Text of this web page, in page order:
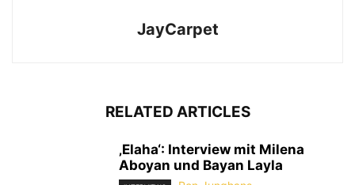
JayCarpet
RELATED ARTICLES
‚Elaha‘: Interview mit Milena
Aboyan und Bayan Layla